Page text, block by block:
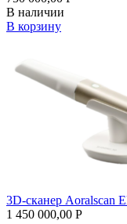
В наличии
В корзину
3D-сканер Aoralscan
1 450 000,00 Р